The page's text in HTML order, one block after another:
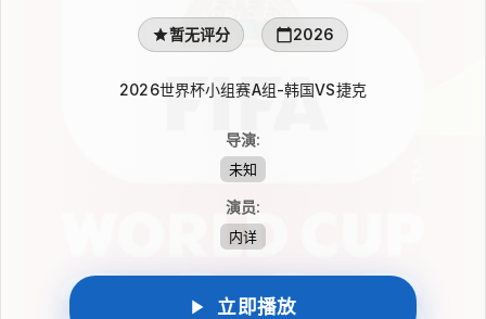
暂无评分 2026
2026世界杯小组赛A组-韩国VS捷克
导演:
未知
演员:
内详
立即播放